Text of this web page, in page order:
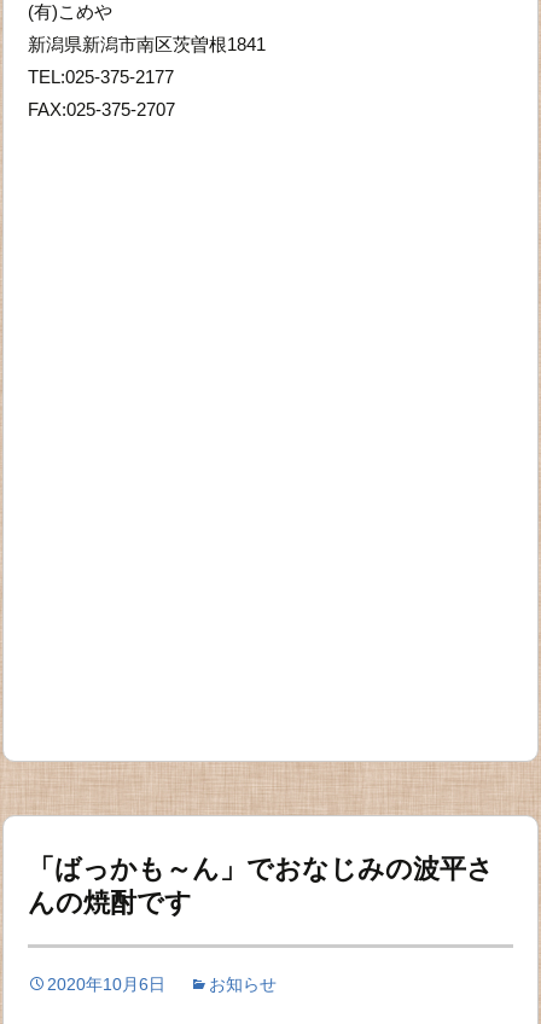
(有)こめや
新潟県新潟市南区茨曽根1841
TEL:025-375-2177
FAX:025-375-2707
「ばっかも～ん」でおなじみの波平さ
んの焼酎です
2020年10月6日 お知らせ